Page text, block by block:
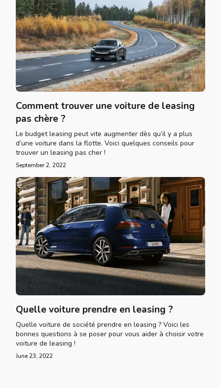
Comment trouver une voiture de leasing
pas chère ?
Le budget leasing peut vite augmenter dès qu’il y a plus
d’une voiture dans la flotte. Voici quelques conseils pour
trouver un leasing pas cher !
September 2, 2022
Quelle voiture prendre en leasing ?
Quelle voiture de société prendre en leasing ? Voici les
bonnes questions à se poser pour vous aider à choisir votre
voiture de leasing !
June 23, 2022